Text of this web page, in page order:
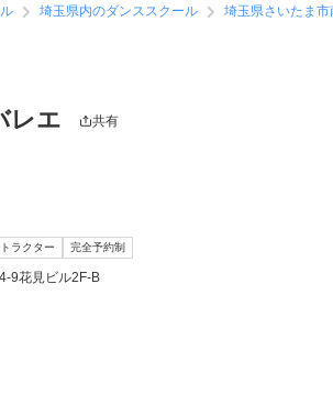
埼玉県内のダンススクール 埼玉県さいたま
レエ 共有
ラクター 完全予約制
9花見ビル2F-B